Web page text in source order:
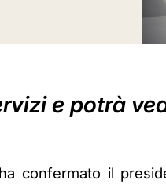
e potrà
confermato il